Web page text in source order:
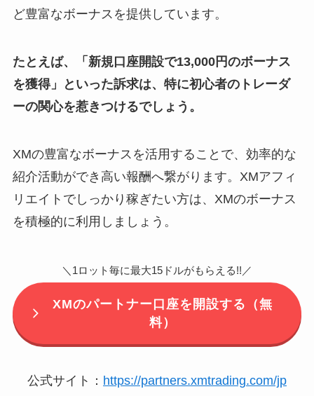
ど豊富なボーナスを提供しています。
たとえば、「新規口座開設で13,000円のボーナス
を獲得」といった訴求は、特に初心者のトレーダ
ーの関心を惹きつけるでしょう。
XMの豊富なボーナスを活用することで、効率的な
紹介活動ができ高い報酬へ繋がります。XMアフィ
リエイトでしっかり稼ぎたい方は、XMのボーナス
を積極的に利用しましょう。
＼1ロット毎に最大15ドルがもらえる!!／
XMのパートナー口座を開設する（無
料）
公式サイト： https://partners.xmtrading.com/jp